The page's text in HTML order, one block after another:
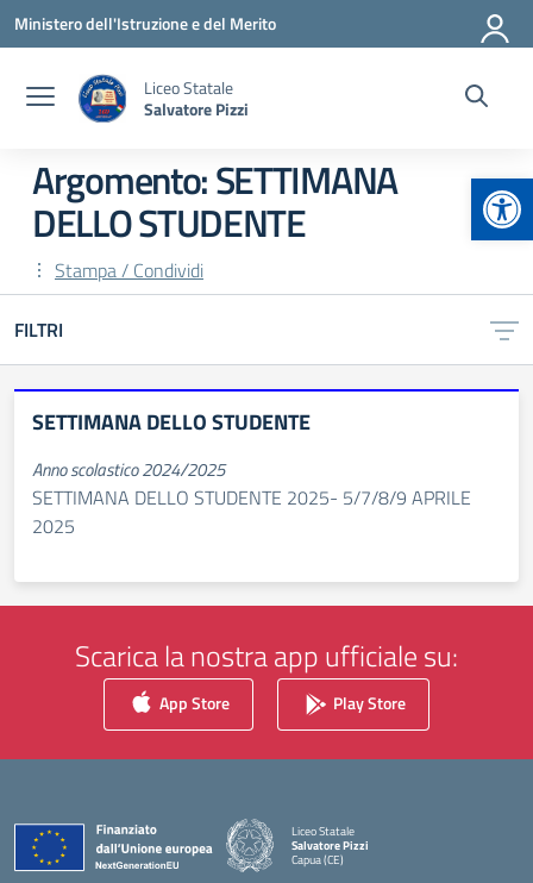
Vai ai contenuti
Vai al menu di navigazione
Vai al footer
Ministero dell'Istruzione e del Merito
Liceo Statale
Salvatore Pizzi
Argomento: SETTIMANA
DELLO STUDENTE
Stampa / Condividi
FILTRI
SETTIMANA DELLO STUDENTE
Anno scolastico 2024/2025
SETTIMANA DELLO STUDENTE 2025- 5/7/8/9 APRILE
2025
Scarica la nostra app ufficiale su:
App Store Play Store
Liceo Statale
Salvatore Pizzi
Capua (CE)
— Visita la pagina iniziale della scuola